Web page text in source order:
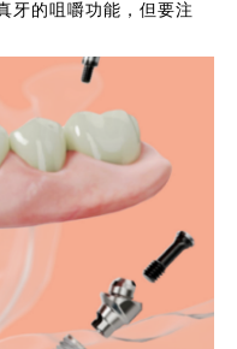
牙的咀嚼功能，但要注